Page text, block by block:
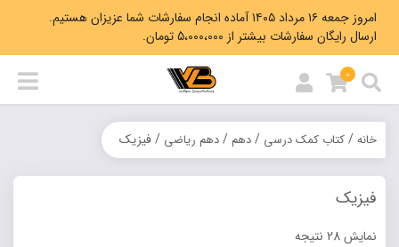
امروز جمعه ۱۶ مرداد ۱۴۰۵ آماده انجام سفارشات شما عزیزان هستیم.
ارسال رایگان سفارشات بیشتر از 5،000،000 تومان.
0
خانه/کتاب کمک درسی /دهم /دهم ریاضی / فیزیک
فیزیک
نمایش 28 نتیجه
Sorted